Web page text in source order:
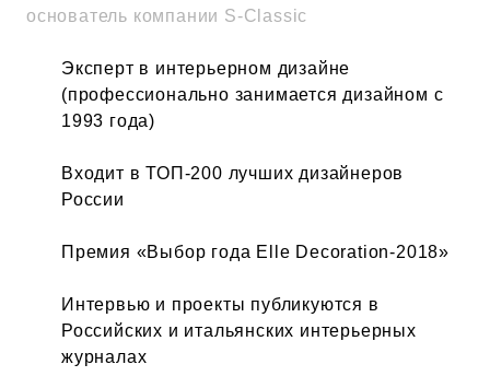
основатель компании S-Classic
Эксперт в интерьерном дизайне
(профессионально занимается дизайном с
1993 года)
Входит в ТОП-200 лучших дизайнеров
России
Премия «Выбор года Elle Decoration-2018»
Интервью и проекты публикуются в
Российских и итальянских интерьерных
журналах